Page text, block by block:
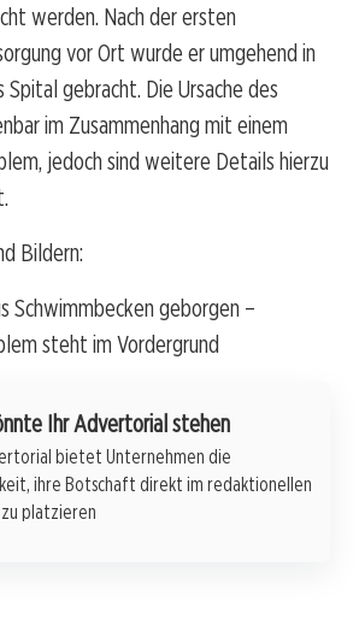
werden. Nach der ersten
vor Ort wurde er umgehend in
gebracht. Die Ursache des
im Zusammenhang mit einem
jedoch sind weitere Details hierzu
Bildern:
Schwimmbecken geborgen –
steht im Vordergrund
Ihr Advertorial stehen
bietet Unternehmen die
ihre Botschaft direkt im redaktionellen
platzieren